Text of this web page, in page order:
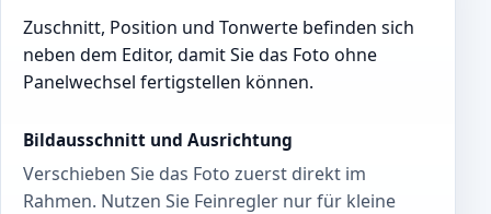
Zuschnitt, Position und Tonwerte befinden sich
neben dem Editor, damit Sie das Foto ohne
Panelwechsel fertigstellen können.
Bildausschnitt und Ausrichtung
Verschieben Sie das Foto zuerst direkt im
Rahmen. Nutzen Sie Feinregler nur für kleine